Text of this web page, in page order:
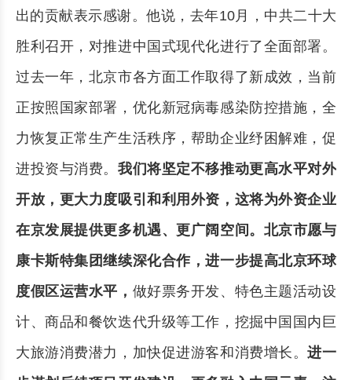
出的贡献表示感谢。他说，去年10月，中共二十大
胜利召开，对推进中国式现代化进行了全面部署。
过去一年，北京市各方面工作取得了新成效，当前
正按照国家部署，优化新冠病毒感染防控措施，全
力恢复正常生产生活秩序，帮助企业纾困解难，促
进投资与消费。 我们将坚定不移推动更高水平对外
开放，更大力度吸引和利用外资，这将为外资企业
在京发展提供更多机遇、更广阔空间。北京市愿与
康卡斯特集团继续深化合作，进一步提高北京环球
度假区运营水平， 做好票务开发、特色主题活动设
计、商品和餐饮迭代升级等工作，挖掘中国国内巨
大旅游消费潜力，加快促进游客和消费增长。进一